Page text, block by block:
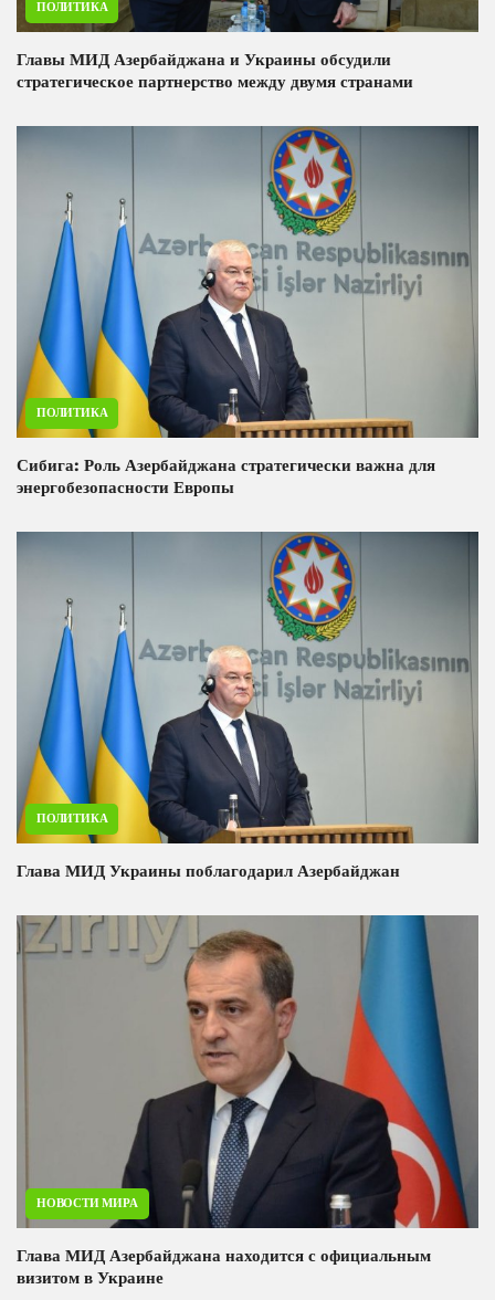
ПОЛИТИКА
Главы МИД Азербайджана и Украины обсудили
стратегическое партнерство между двумя странами
ПОЛИТИКА
Сибига: Роль Азербайджана стратегически важна для
энергобезопасности Европы
ПОЛИТИКА
Глава МИД Украины поблагодарил Азербайджан
НОВОСТИ МИРА
Глава МИД Азербайджана находится с официальным
визитом в Украине